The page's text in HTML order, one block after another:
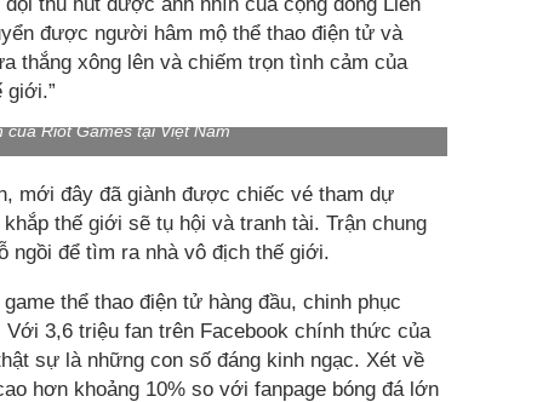
được người hâm mộ thể thao điện tử và
thắng xông lên và chiếm trọn tình cảm của
giới.”
Riot Games tại Việt Nam
mới đây đã giành được chiếc vé tham dự
thế giới sẽ tụ hội và tranh tài. Trận chung
ngồi để tìm ra nhà vô địch thế giới.
thể thao điện tử hàng đầu, chinh phục
3,6 triệu fan trên Facebook chính thức của
sự là những con số đáng kinh ngạc. Xét về
hơn khoảng 10% so với fanpage bóng đá lớn